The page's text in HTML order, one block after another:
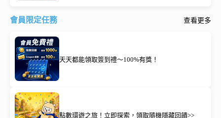
會員限定任務 查看更多
天天都能領取簽到禮～100%有獎！
點數環遊之旅！立即探索，領取隨機隱藏回饋>>